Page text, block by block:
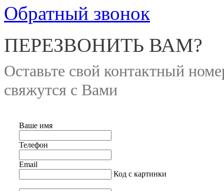
Обратный звонок
ПЕРЕЗВОНИТЬ ВАМ?
Оставьте свой контактный
свяжутся с Вами
Ваше имя
Телефон
Email
Код с картинки